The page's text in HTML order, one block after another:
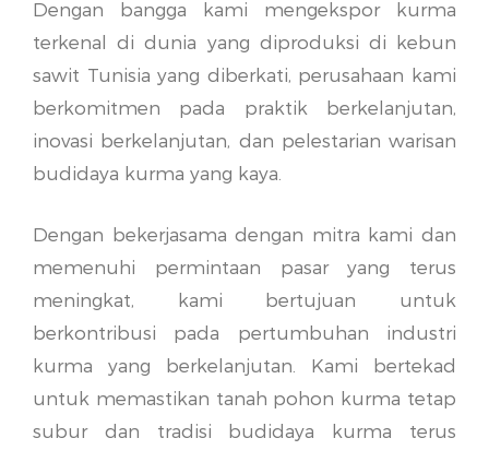
Dengan bangga kami mengekspor kurma
terkenal di dunia yang diproduksi di kebun
sawit Tunisia yang diberkati, perusahaan kami
berkomitmen pada praktik berkelanjutan,
inovasi berkelanjutan, dan pelestarian warisan
budidaya kurma yang kaya.
Dengan bekerjasama dengan mitra kami dan
memenuhi permintaan pasar yang terus
meningkat, kami bertujuan untuk
berkontribusi pada pertumbuhan industri
kurma yang berkelanjutan. Kami bertekad
untuk memastikan tanah pohon kurma tetap
subur dan tradisi budidaya kurma terus